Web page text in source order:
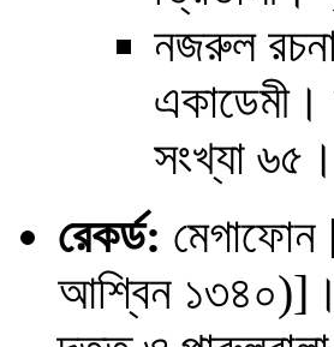
নজরুল
সংখ্যা
রেকর্ড: মেগাফোন
আশ্বিন ১৩৪০)]।